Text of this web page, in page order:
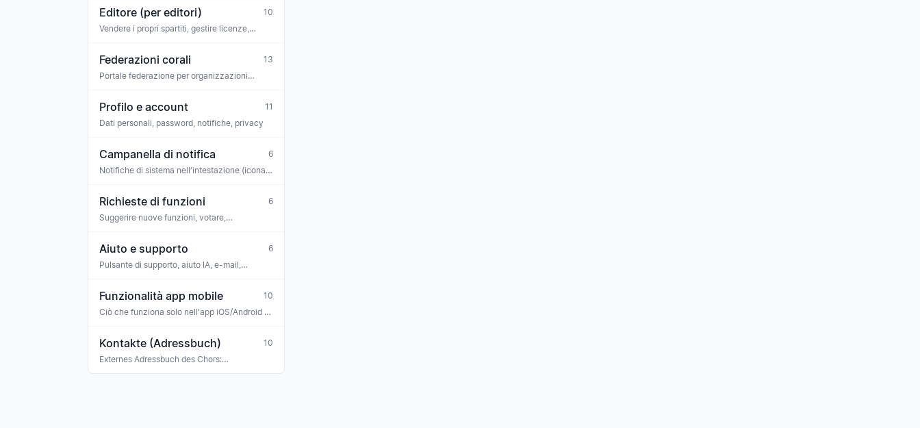
Editore (per editori)
10
Vendere i propri spartiti, gestire licenze,
Federazioni corali
13
Portale federazione per organizzazioni
Profilo e account
11
Dati personali, password, notifiche, privacy
Campanella di notifica
6
Notifiche di sistema nell'intestazione (icona
Richieste di funzioni
6
Suggerire nuove funzioni, votare,
Aiuto e supporto
6
Pulsante di supporto, aiuto IA, e-mail,
Funzionalità app mobile
10
Ciò che funziona solo nell'app iOS/Android (o
Kontakte (Adressbuch)
10
Externes Adressbuch des Chors: